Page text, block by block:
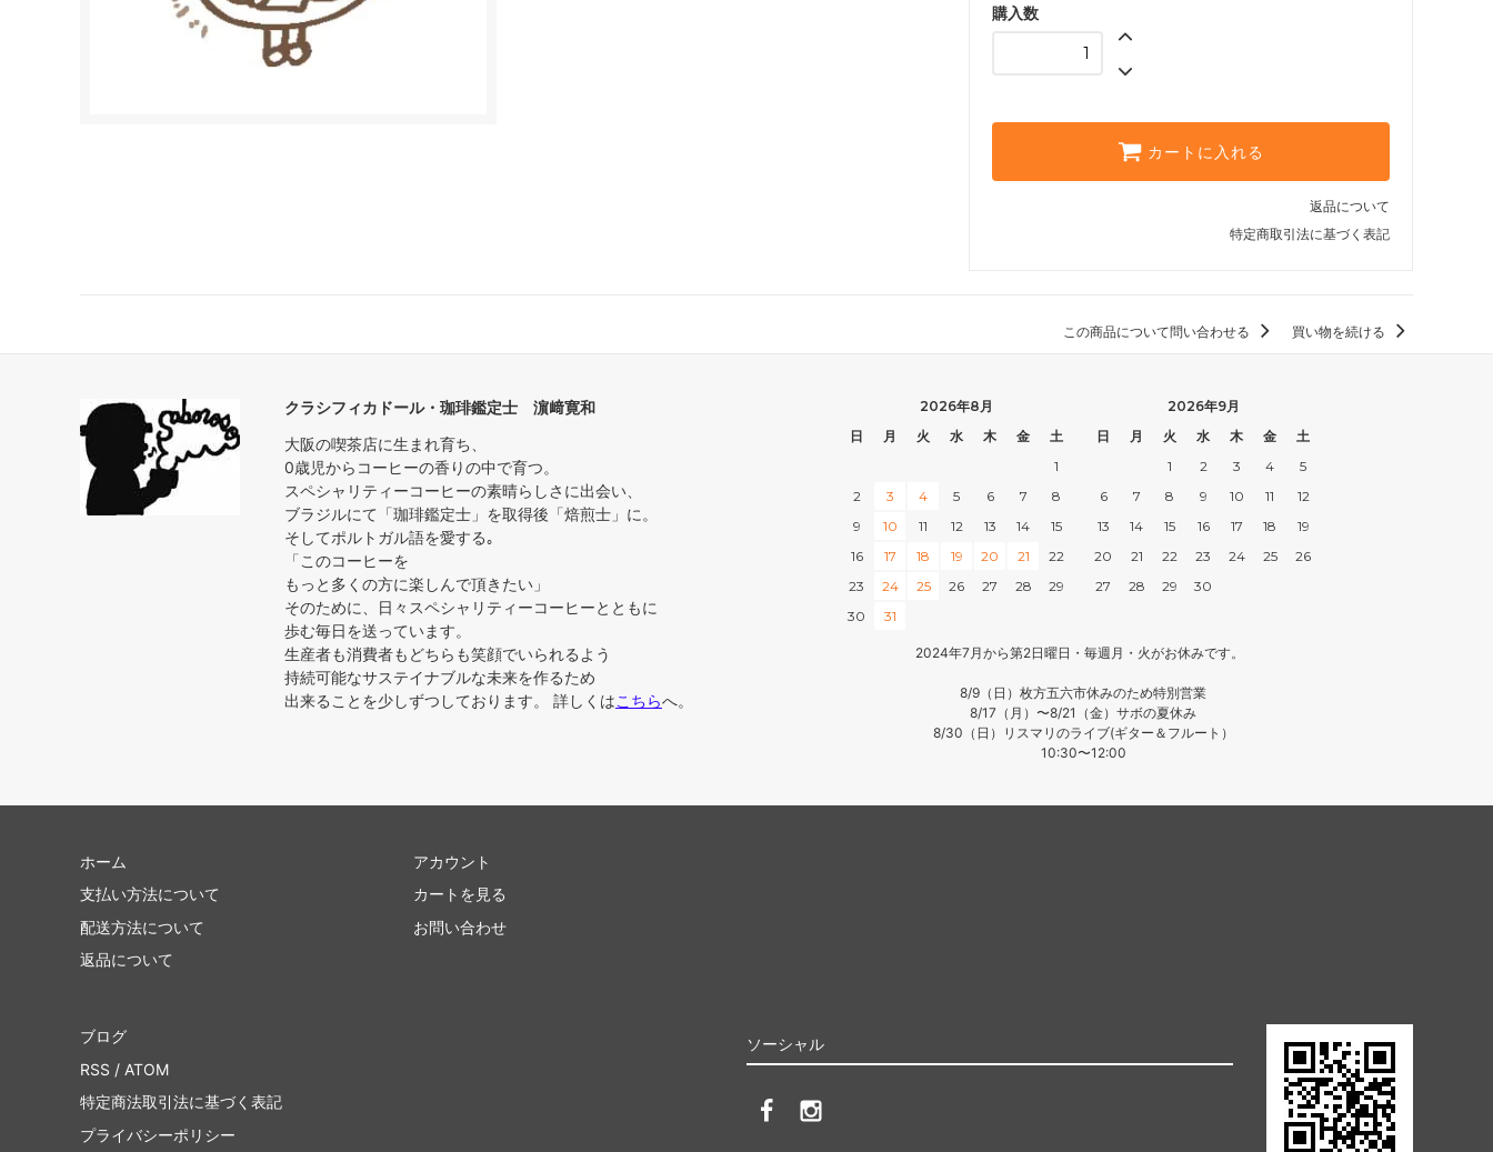
400g
3,120円(内税)
1,620円(内税)
3,120円(内税)
3,850円(内税)
1kg
7,500円(内税)
200g
250g
2,000円(内税)
400g
1kg
購入数
カートに入れる
返品について
特定商取引法に基づく表記
この商品について問い合わせる 買い物を続ける
クラシフィカドール・珈琲鑑定士 濵﨑寛和
大阪の喫茶店に生まれ育ち、
0歳児からコーヒーの香りの中で育つ。
スペシャリティーコーヒーの素晴らしさに出会い、
ブラジルにて「珈琲鑑定士」を取得後「焙煎士」に。
そしてポルトガル語を愛する｡
「このコーヒーを
もっと多くの方に楽しんで頂きたい」
そのために、日々スペシャリティーコーヒーとともに
歩む毎日を送っています。
生産者も消費者もどちらも笑顔でいられるよう
持続可能なサステイナブルな未来を作るため
出来ることを少しずつしております。 詳しくはこちらへ。
2026年8月
日
月 火 水 木 金
土
1
2
3 4 5 6 7
8
9
10 11 12 13 14
15
16
17 18 19 20 21
22
23
24 25 26 27 28
29
30
31
2026年9月
日
月 火 水 木 金
土
1
2 3 4
5
6
7 8 9 10 11
12
13
14 15 16 17 18
19
20
21 22 23 24 25
26
27
28 29 30
2024年7月から第2日曜日・毎週月・火がお休みです。
8/9（日）枚方五六市休みのため特別営業
8/17（月）〜8/21（金）サボの夏休み
8/30（日）リスマリのライブ(ギター＆フルート）
10:30〜12:00
ホーム
支払い方法について
配送方法について
返品について
アカウント
カートを見る
お問い合わせ
ソーシャル
ブログ
RSS / ATOM
特定商法取引法に基づく表記
プライバシーポリシー